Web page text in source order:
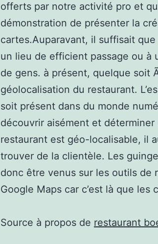
offerts par notre activité pro et
démonstration de présenter la
cartes.Auparavant, il suffisait
un lieu de efficient passage ou à
de gens. à présent, quelque soit
géolocalisation du restaurant.
soit présent dans du monde
découvrir aisément et déterminer
restaurant est géo-localisable, il
trouver de la clientèle. Les
donc être venus sur les outils de
Google Maps car c’est là que
Source à propos de restaurant